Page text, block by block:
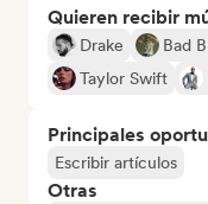
Quieren recibir
Drake Bad
Taylor Swift
Principales
Escribir artículos
Otras